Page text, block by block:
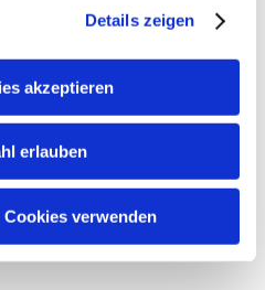
Details zeigen
akzeptieren
erlauben
verwenden